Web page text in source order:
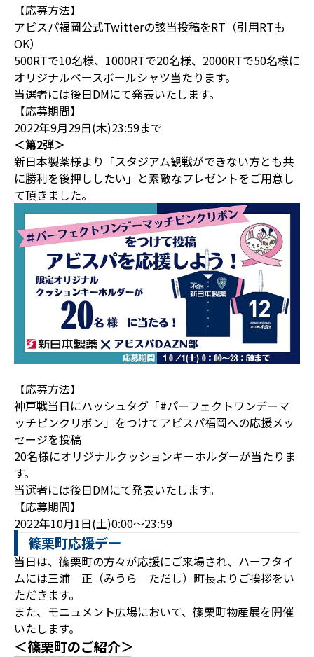
【応募方法】
アビスパ福岡公式Twitterの該当投稿をRT（引用RTも
OK）
500RTで10名様、1000RTで20名様、2000RTで50名様に
オリジナルベースボールシャツ当たります。
当選者には後日DMにて発表いたします。
【応募期間】
2022年9月29日(木)23:59まで
＜第2弾＞
新日本製薬様より「スタジアム観戦ができない方とも共
に勝利を後押ししたい」と素敵なプレゼントをご用意し
て頂きました。
【応募方法】
神戸戦当日にハッシュタグ「#パーフェクトワンデーマ
ッチピンクリボン」をつけてアビスパ福岡への応援メッ
セージを投稿
20名様にオリジナルクッションキーホルダーが当たりま
す。
当選者には後日DMにて発表いたします。
【応募期間】
2022年10月1日(土)0:00～23:59
篠栗町応援デー
当日は、篠栗町の方々が応援にご来場され、ハーフタイ
ムには三浦 正（みうら ただし）町長よりご挨拶をい
ただきます。
また、モニュメント広場において、篠栗町物産展を開催
いたします。
＜篠栗町のご紹介＞